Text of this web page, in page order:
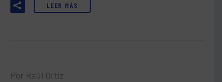
LEER MÁS
Por Raúl Ortiz